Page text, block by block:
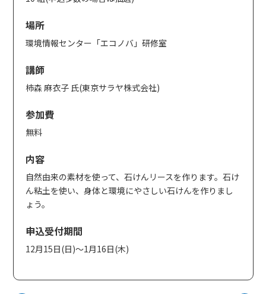
場所
環境情報センター「エコノバ」研修室
講師
柿森 麻衣子 氏(東京サラヤ株式会社)
参加費
無料
内容
自然由来の素材を使って、石けんリースを作ります。石け
ん粘土を使い、身体と環境にやさしい石けんを作りまし
ょう。
申込受付期間
12月15日(日)～1月16日(木)